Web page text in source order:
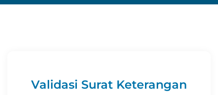
Validasi Surat Keterangan